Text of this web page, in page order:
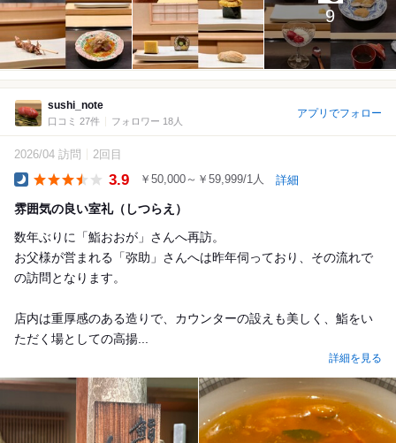
9
sushi_note
口コミ 27件 フォロワー 18人
アプリでフォロー
2026/04 訪問 2回目
3.9 ￥50,000～￥59,999/1人 詳細
雰囲気の良い室礼（しつらえ）
数年ぶりに「鮨おおが」さんへ再訪。
お父様が営まれる「弥助」さんへは昨年伺っており、その流れで
の訪問となります。
店内は重厚感のある造りで、カウンターの設えも美しく、鮨をい
ただく場としての高揚...
詳細を見る